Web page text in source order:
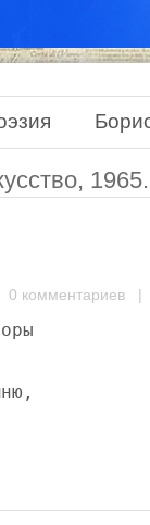
1965.
0 комментариев |